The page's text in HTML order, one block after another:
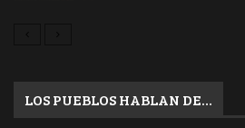
LOS PUEBLOS HABLAN DE…